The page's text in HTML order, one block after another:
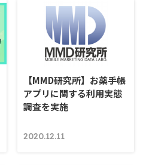
【MMD研究所】お薬手帳
アプリに関する利用実態
調査を実施
2020.12.11